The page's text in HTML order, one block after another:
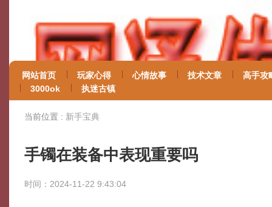
网站首页 玩家心得 心情故事 技术文章
高手攻
3000ok
执迷古镇
当前位置 : 新手宝典
手镯在装备中表现重要吗
时间：2024-11-22 9:43:04